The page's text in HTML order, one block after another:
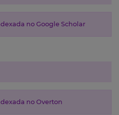
no Google Scholar
no Overton